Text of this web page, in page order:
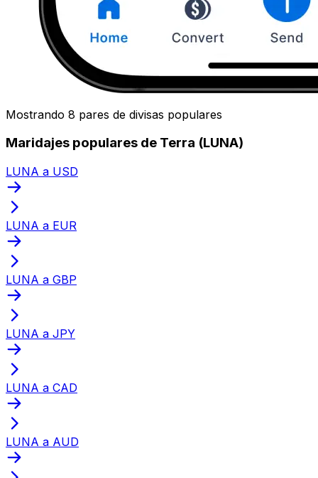
Mostrando 8 pares de divisas populares
Maridajes populares de Terra (LUNA)
LUNA a USD
LUNA a EUR
LUNA a GBP
LUNA a JPY
LUNA a CAD
LUNA a AUD